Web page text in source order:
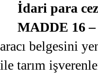
İdari para
MADDE 16 –
aracı belgesini
ile tarım